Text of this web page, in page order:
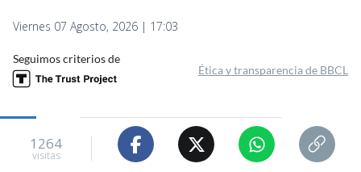
Viernes 07 Agosto, 2026 | 17:03
Seguimos criterios de
Ética y transparencia de BBCL
1264
visitas